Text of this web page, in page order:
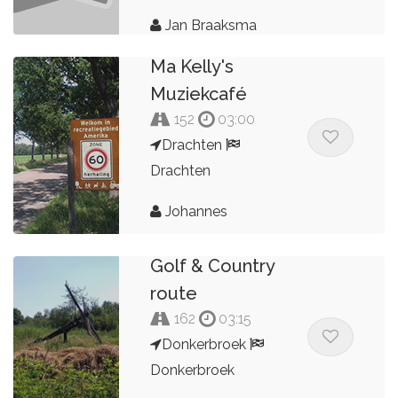
Jan Braaksma
Ma Kelly's
Muziekcafé
152
03:00
Drachten
Drachten
Johannes
Golf & Country
route
162
03:15
Donkerbroek
Donkerbroek